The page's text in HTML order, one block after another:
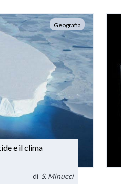
Geografia
e il clima
di S. Minucci